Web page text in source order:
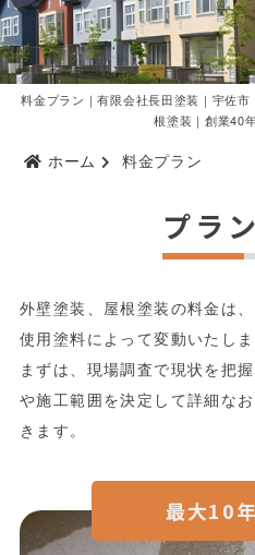
料金プラン｜有限会社長田塗装｜宇佐
根塗装｜創業40
ホーム 料金プラン
プラ
外壁塗装、屋根塗装の料金は
使用塗料によって変動いたしま
まずは、現場調査で現状を把
や施工範囲を決定して詳細な
きます。
最大10